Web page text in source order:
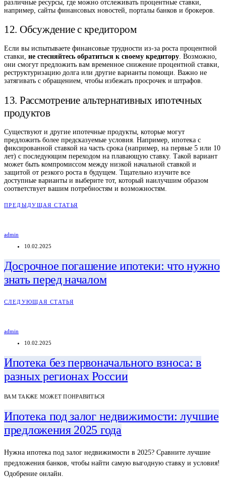
различные ресурсы, где можно отслеживать процентные ставки,
например, сайты финансовых новостей, порталы банков и брокеров.
12. Обсуждение с кредитором
Если вы испытываете финансовые трудности из-за роста процентной
ставки, не стесняйтесь обратиться к своему кредитору. Возможно,
они смогут предложить вам временное снижение процентной ставки,
реструктуризацию долга или другие варианты помощи. Важно не
затягивать с обращением, чтобы избежать просрочек и штрафов.
13. Рассмотрение альтернативных ипотечных
продуктов
Существуют и другие ипотечные продукты, которые могут
предложить более предсказуемые условия. Например, ипотека с
фиксированной ставкой на часть срока (например, на первые 5 или 10
лет) с последующим переходом на плавающую ставку. Такой вариант
может быть компромиссом между низкой начальной ставкой и
защитой от резкого роста в будущем. Тщательно изучите все
доступные варианты и выберите тот, который наилучшим образом
соответствует вашим потребностям и возможностям.
ПРЕДЫДУЩАЯ СТАТЬЯ
admin
10.02.2025
Досрочное погашение ипотеки: что нужно
знать перед началом
СЛЕДУЮЩАЯ СТАТЬЯ
admin
10.02.2025
Ипотека без первоначального взноса: в
разных регионах России
ВАМ ТАКЖЕ МОЖЕТ ПОНРАВИТЬСЯ
Ипотека под залог недвижимости: лучшие
предложения 2025 года
Нужна ипотека под залог недвижимости в 2025? Сравните лучшие
предложения банков, чтобы найти самую выгодную ставку и условия!
Одобрение онлайн.